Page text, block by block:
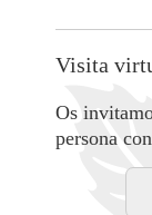
Visita
Os
persona